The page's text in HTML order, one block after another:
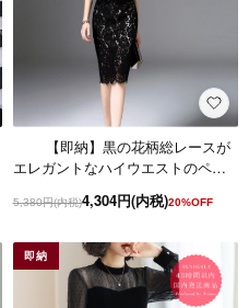
【即納】黒の花柄総レースが
エレガントなハイウエストのペプ
ラムドレス ノースリーブ
5,380円(内税)4,304円(内税)20%OFF
即納